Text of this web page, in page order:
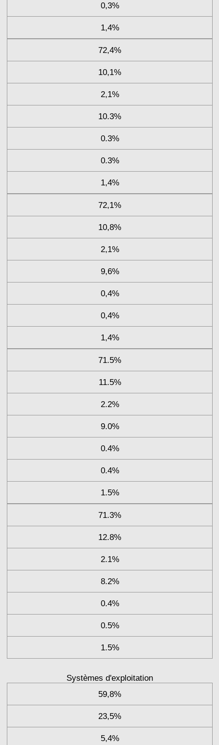
0,3%
1,4%
72,4%
10,1%
2,1%
10.3%
0.3%
0.3%
1,4%
72,1%
10,8%
2,1%
9,6%
0,4%
0,4%
1,4%
71.5%
11.5%
2.2%
9.0%
0.4%
0.4%
1.5%
71.3%
12.8%
2.1%
8.2%
0.4%
0.5%
1.5%
Systèmes d'exploitation
59,8%
23,5%
5,4%